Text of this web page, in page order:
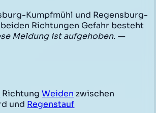
Kumpfmühl und Regensburg-
Richtungen Gefahr besteht
Meldung ist aufgehoben. —
RichtungWeiden zwischen
und Regenstauf